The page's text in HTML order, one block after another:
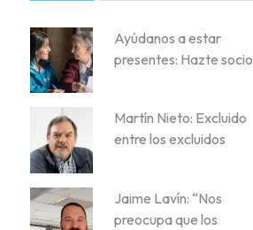
Ayúdanos a estar
presentes: Hazte socio
Martín Nieto: Excluido
entre los excluidos
Jaime Lavín: “Nos
preocupa que los